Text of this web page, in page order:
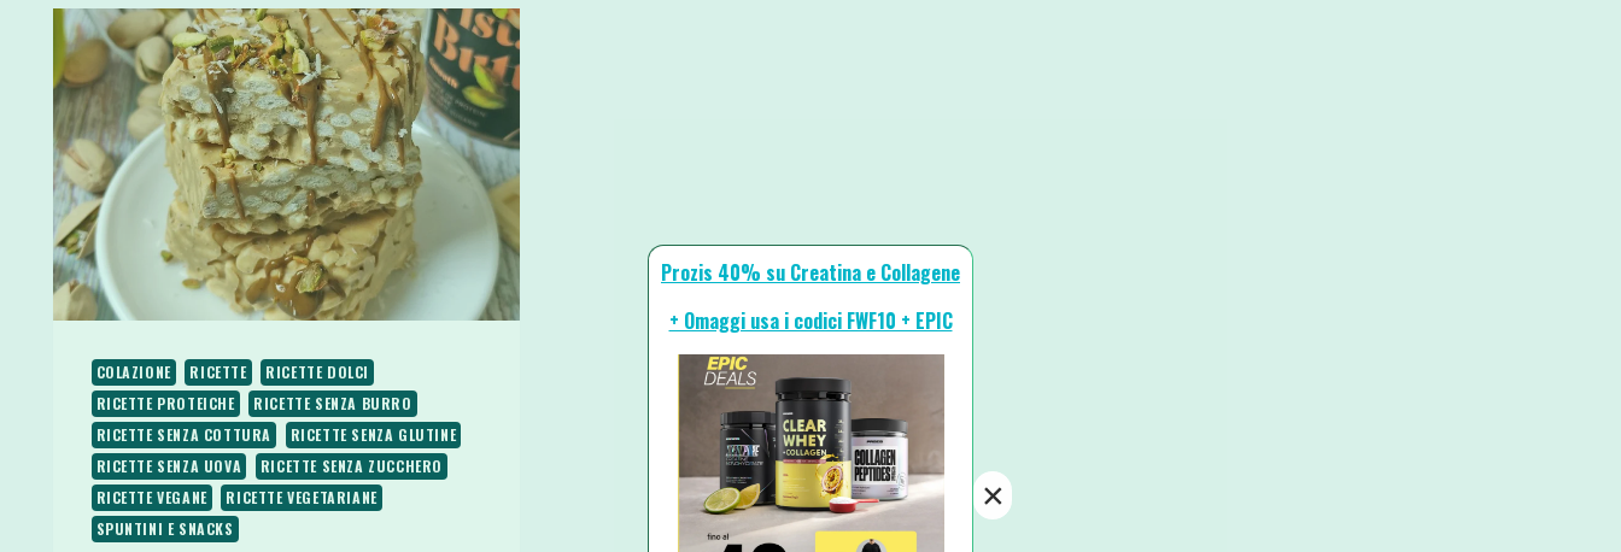
COLAZIONE RICETTE
RICETTE DOLCI
RICETTE PROTEICHE
RICETTE SENZA BURRO
RICETTE SENZA COTTURA
RICETTE SENZA GLUTINE
RICETTE SENZA UOVA
RICETTE SENZA ZUCCHERO
RICETTE VEGANE
RICETTE VEGETARIANE
SPUNTINI E SNACKS
Prozis 40% su Creatina e Collagene
+ Omaggi usa i codici FWF10 + EPIC
×